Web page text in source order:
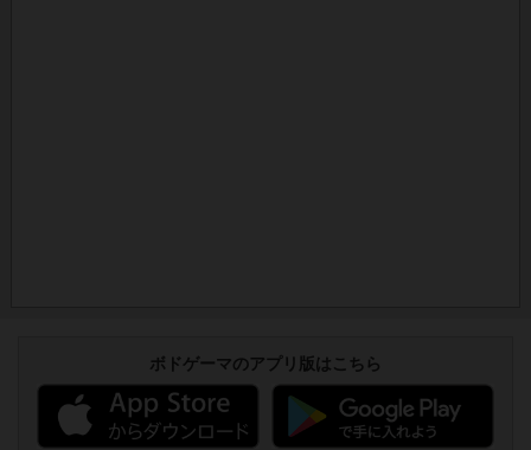
ボドゲーマのアプリ版はこちら